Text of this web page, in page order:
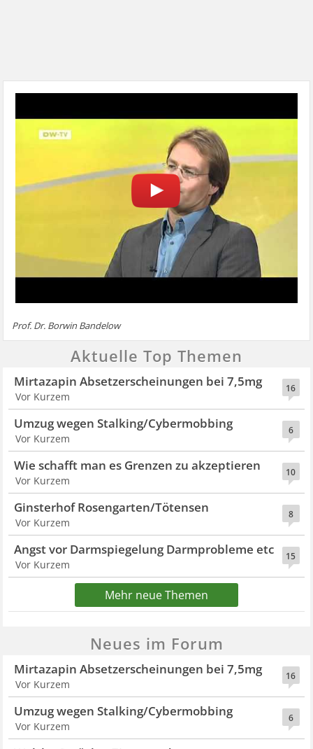
Prof. Dr. Borwin Bandelow
Aktuelle Top Themen
16
Mirtazapin Absetzerscheinungen bei 7,5mg
Vor Kurzem
6
Umzug wegen Stalking/Cybermobbing
Vor Kurzem
10
Wie schafft man es Grenzen zu akzeptieren
Vor Kurzem
8
Ginsterhof Rosengarten/Tötensen
Vor Kurzem
15
Angst vor Darmspiegelung Darmprobleme etc
Vor Kurzem
Mehr neue Themen
Neues im Forum
16
Mirtazapin Absetzerscheinungen bei 7,5mg
Vor Kurzem
6
Umzug wegen Stalking/Cybermobbing
Vor Kurzem